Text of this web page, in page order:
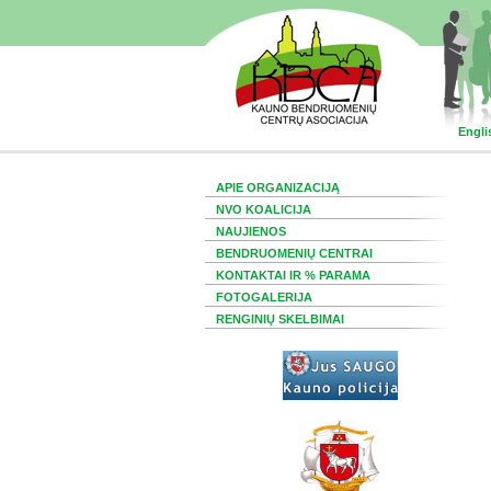
APIE ORGANIZACIJĄ
NVO KOALICIJA
NAUJIENOS
BENDRUOMENIŲ CENTRAI
KONTAKTAI IR % PARAMA
FOTOGALERIJA
RENGINIŲ SKELBIMAI